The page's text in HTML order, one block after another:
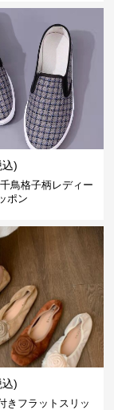
)
鳥格子柄レディー
ポン
)
きフラットスリッ